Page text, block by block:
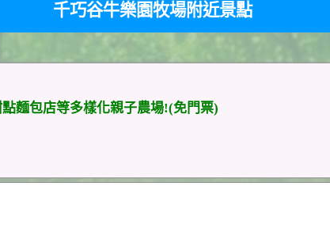
千巧谷牛樂園牧場附近景點
麵包店等多樣化親子農場!(免門票)